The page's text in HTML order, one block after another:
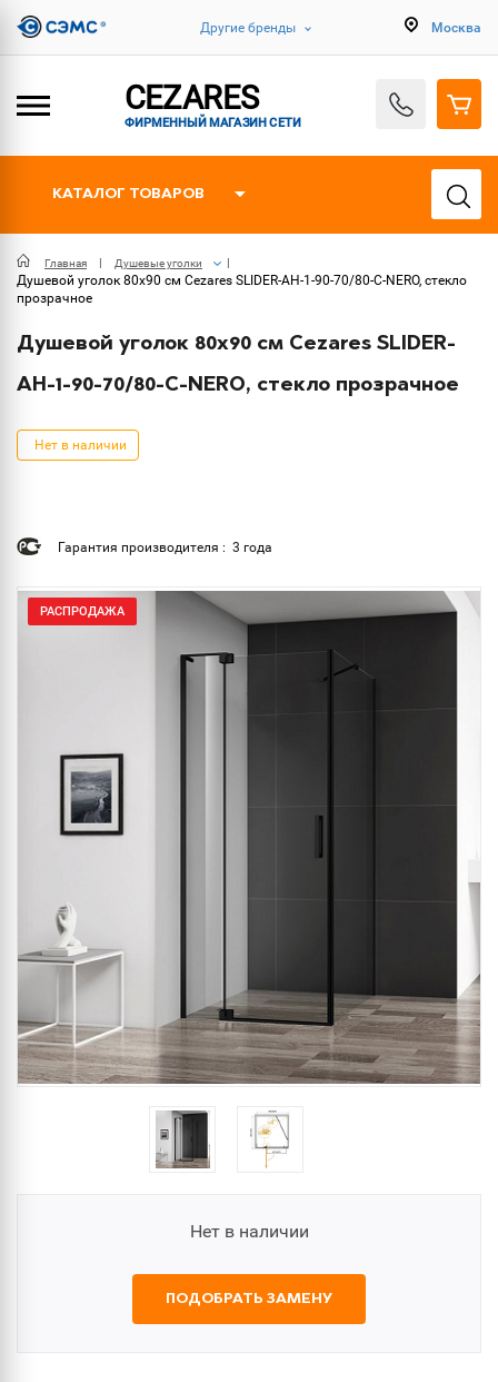
Другие бренды Москва
CEZARES
ФИРМЕННЫЙ МАГАЗИН СЕТИ
КАТАЛОГ ТОВАРОВ
Главная Душевые уголки
Душевой уголок 80х90 см Cezares SLIDER-AH-1-90-70/80-C-NERO, стекло
прозрачное
Душевой уголок 80х90 см Cezares SLIDER-
AH-1-90-70/80-C-NERO, стекло прозрачное
Нет в наличии
Гарантия производителя : 3 года
РАСПРОДАЖА
Нет в наличии
ПОДОБРАТЬ ЗАМЕНУ